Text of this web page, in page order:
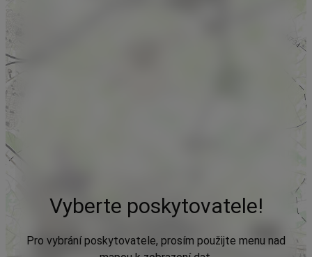
Vyberte poskytovatele!
Pro vybrání poskytovatele, prosím použijte menu nad